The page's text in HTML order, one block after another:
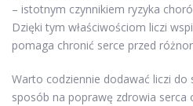
– istotnym czynnikiem ryzyka
Dzięki tym właściwościom liczi
pomaga chronić serce przed
Warto codziennie dodawać liczi
sposób na poprawę zdrowia serca